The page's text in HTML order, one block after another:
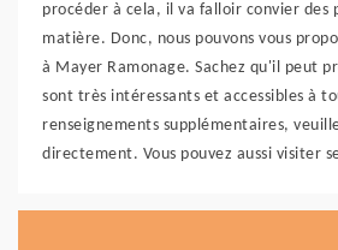
procéder à cela, il va falloir convier des
matière. Donc, nous pouvons vous
à Mayer Ramonage. Sachez qu'il peut
sont très intéressants et accessibles à
renseignements supplémentaires,
directement. Vous pouvez aussi visiter